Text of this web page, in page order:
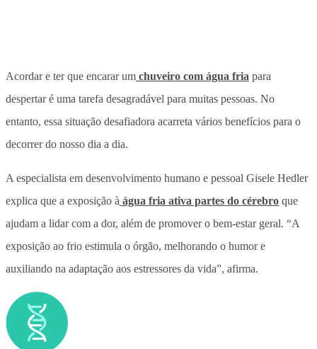
Acordar e ter que encarar um chuveiro com água fria para
despertar é uma tarefa desagradável para muitas pessoas. No
entanto, essa situação desafiadora acarreta vários benefícios para o
decorrer do nosso dia a dia.
A especialista em desenvolvimento humano e pessoal Gisele Hedler
explica que a exposição à água fria ativa partes do cérebro que
ajudam a lidar com a dor, além de promover o bem-estar geral. “A
exposição ao frio estimula o órgão, melhorando o humor e
auxiliando na adaptação aos estressores da vida”, afirma.